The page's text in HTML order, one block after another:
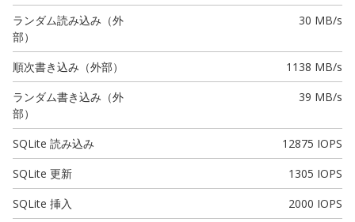
ランダム読み込み（外
部）
30 MB/s
順次書き込み（外部）
1138 MB/s
ランダム書き込み（外
部）
39 MB/s
SQLite 読み込み
12875 IOPS
SQLite 更新
1305 IOPS
SQLite 挿入
2000 IOPS